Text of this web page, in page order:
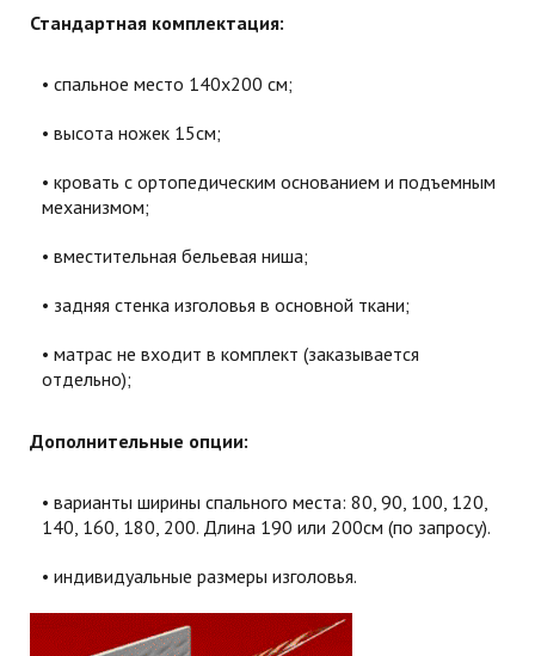
Стандартная комплектация:
cпальное место 140х200 см;
высота ножек 15см;
кровать с ортопедическим основанием и подъемным
механизмом;
вместительная бельевая ниша;
задняя стенка изголовья в основной ткани;
матрас не входит в комплект (заказывается
отдельно);
Дополнительные опции:
варианты ширины спального места: 80, 90, 100, 120,
140, 160, 180, 200. Длина 190 или 200см (по запросу).
индивидуальные размеры изголовья.